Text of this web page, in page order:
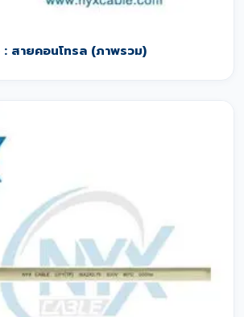
สายคอนโทรล (ภาพรวม)